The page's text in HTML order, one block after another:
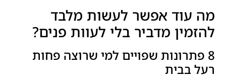
מה עוד אפשר לעשות מלבד
להזמין מדביר בלי לעוות פנים?
8 פתרונות שפויים למי שרוצה פחות
רעל בבית